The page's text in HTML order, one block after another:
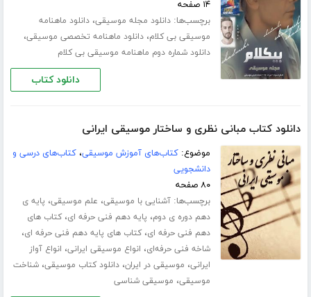
۱۴ صفحه
برچسب‌ها:دانلود مجله موسیقی،دانلود ماهنامه
موسیقی بی کلام،دانلود ماهنامه تخصصی موسیقی،
دانلود شماره دوم ماهنامه موسیقی بی کلام
دانلود کتاب
دانلود کتاب مبانی نظری و ساختار موسیقی ایرانی
موضوع:کتاب‌های آموزش موسیقی،کتاب‌های درسی و
دانشجویی
۸۰ صفحه
برچسب‌ها:آشنایی با موسیقی، علم موسیقی، پایه ی
دهم دوره ی دوم، پایه دهم فنی حرفه ای،کتاب های
دهم فنی حرفه ای،کتاب های پایه دهم فنی حرفه ای،
شاخه فنی حرفه‌ای، انواع موسیقی ایرانی، انواع آواز
ایرانی، موسیقی در ایران،دانلود کتاب موسیقی،شناخت
موسیقی، موسیقی شناسی